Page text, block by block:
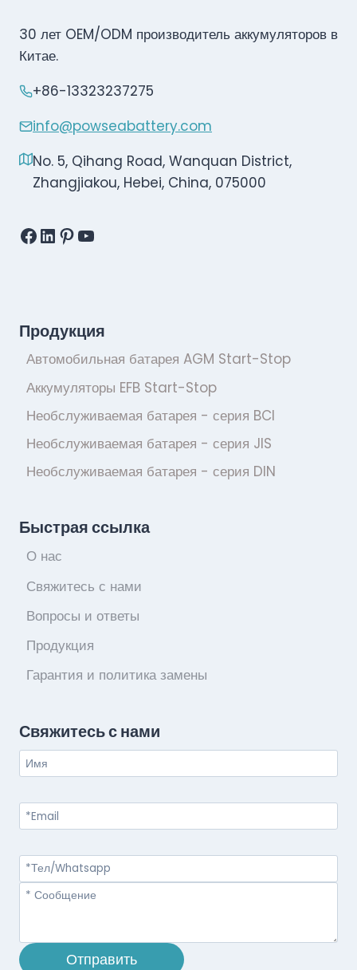
30 лет OEM/ODM производитель аккумуляторов в
Китае.
+86-13323237275
info@powseabattery.com
No. 5, Qihang Road, Wanquan District,
Zhangjiakou, Hebei, China, 075000
Facebook
LinkedIn
Pinterest
YouTube
Продукция
Автомобильная батарея AGM Start-Stop
Аккумуляторы EFB Start-Stop
Необслуживаемая батарея - серия BCI
Необслуживаемая батарея - серия JIS
Необслуживаемая батарея - серия DIN
Быстрая ссылка
О нас
Свяжитесь с нами
Вопросы и ответы
Продукция
Гарантия и политика замены
Свяжитесь с нами
Отправить